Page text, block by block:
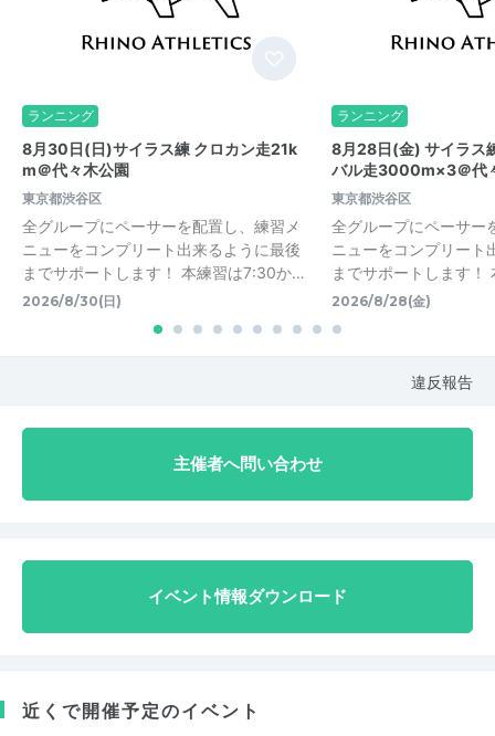
ランニング
8月30日(日)サイラス練 クロカン走21k
m＠代々木公園
東京都渋谷区
全グループにペーサーを配置し、練習メ
ニューをコンプリート出来るように最後
までサポートします！ 本練習は7:30か…
2026/8/30(日)
ランニング
8月28日(金) サイラス
バル走3000m×3＠代
東京都渋谷区
全グループにペーサー
ニューをコンプリート
までサポートします
2026/8/28(金)
違反報告
主催者へ問い合わせ
イベント情報ダウンロード
近くで開催予定のイベント